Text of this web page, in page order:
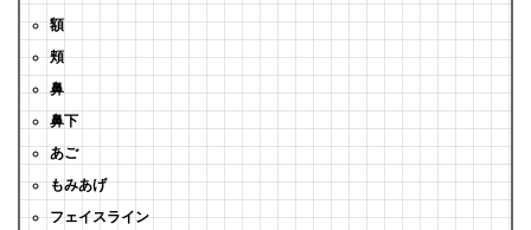
額
頬
鼻
鼻下
あご
もみあげ
フェイスライン